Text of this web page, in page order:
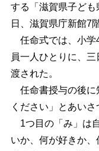
する「滋賀県子ど
日、滋賀県庁新館7
任命式では、小学
員一人ひとりに、
渡された。
任命書授与の後に
ください」とあいさ
1つ目の「み」は
いか、何が好きか